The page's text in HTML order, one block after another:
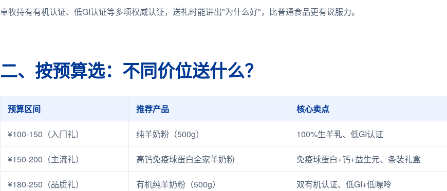
卓牧持有有机认证、低GI认证等多项权威认证，送礼时能讲出"为什么好"，比普通食品更有说服力。
二、按预算选：不同价位送什么？
预算区间 推荐产品 核心卖点
¥100-150（入门礼） 纯羊奶粉（500g） 100%生羊乳、低GI认证
¥150-200（主流礼） 高钙免疫球蛋白全家羊奶粉 免疫球蛋白+钙+益生元、条装礼盒
¥180-250（品质礼） 有机纯羊奶粉（500g） 双有机认证、低GI+低嘌呤